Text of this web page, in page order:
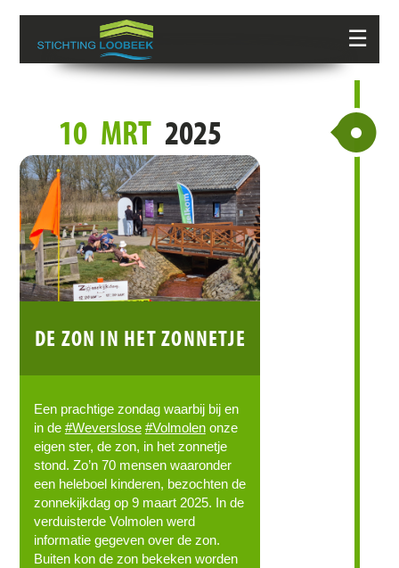
☰
10 MRT 2025
DE ZON IN HET ZONNETJE
Een prachtige zondag waarbij bij en
in de #Weverslose #Volmolenonze
eigen ster, de zon, in het zonnetje
stond. Zo’n 70 mensen waaronder
een heleboel kinderen, bezochten de
zonnekijkdag op 9 maart 2025. In de
verduisterde Volmolen werd
informatie gegeven over de zon.
Buiten kon de zon bekeken worden